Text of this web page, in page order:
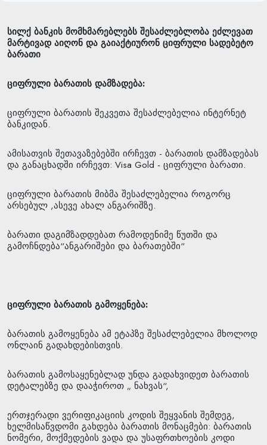
სილქ ბანკის მომხმარებლებს შესაძლებლობა ეძლევათ
მარტივად აიღონ და გაიაქტიურონ ციფრული სადებეტო
ბარათი
ციფრული ბარათის დამზადება:
ციფრული ბარათის შეკვეთა შესაძლებელია ინტერნეტ
ბანკიდან.
ამისათვის შეთავაზებებში ირჩევთ - ბარათის დამზადებას
და განაცხადში ირჩევთ: Visa Gold - ციფრული ბარათი.
ციფრული ბარათის მიბმა შესაძლებელია როგორც
არსებულ ,ასევე ახალ ანგარიშზე.
ბარათი დაგიმზადდებათ რამოდენიმე წუთში და
გამოჩნდება“ანგარიშები და ბარათებში“
ციფრული ბარათის გამოყენება:
ბარათის გამოყენება ამ ეტაპზე შესაძლებელია მხოლოდ
ონლაინ გადახდებისთვის.
ბარათის გამოსაყენებლად უნდა გადახვიდეთ ბარათის
დეტალებზე და დააჭიროთ „ ნახვას“,
ერთჯერადი ვერიფიკაციის კოდის შეყვანის შემდეგ,
ხელმისაწვდომი გახდება ბარათის მონაცმები: ბარათის
ნომერი, მოქმედების ვადა და უსაფრთხოების კოდი